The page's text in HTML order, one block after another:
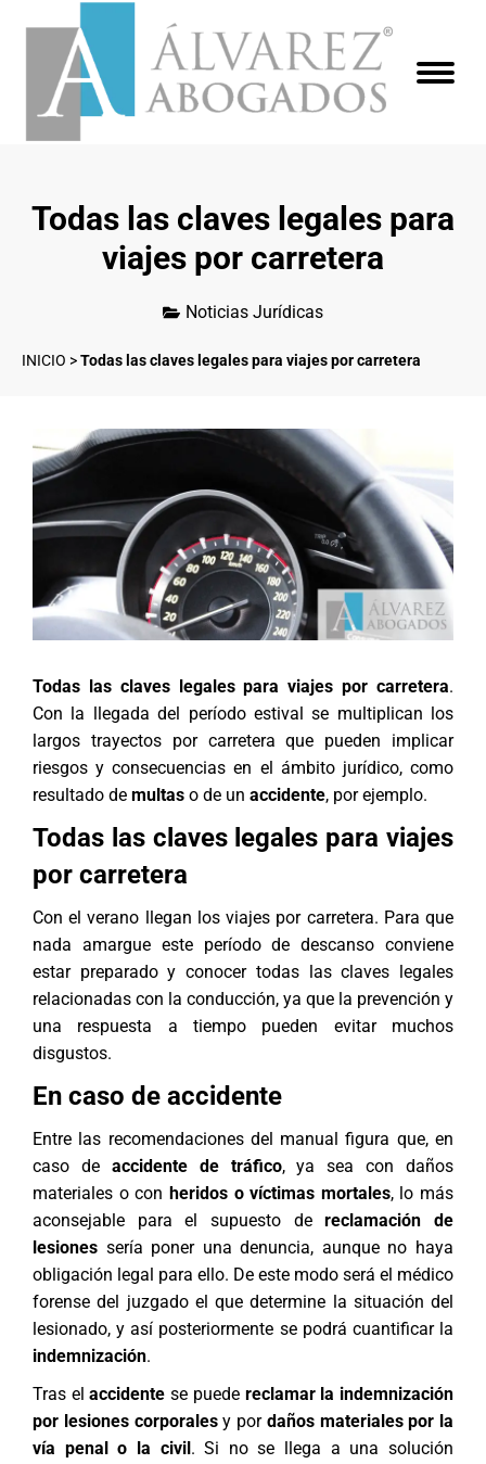
Todas las claves legales para
viajes por carretera
Noticias Jurídicas
INICIO >Todas las claves legales para viajes por carretera
Todas las claves legales para viajes por carretera.
Con la llegada del período estival se multiplican los
largos trayectos por carretera que pueden implicar
riesgos y consecuencias en el ámbito jurídico, como
resultado de multas o de un accidente, por ejemplo.
Todas las claves legales para viajes
por carretera
Con el verano llegan los viajes por carretera. Para que
nada amargue este período de descanso conviene
estar preparado y conocer todas las claves legales
relacionadas con la conducción, ya que la prevención y
una respuesta a tiempo pueden evitar muchos
disgustos.
En caso de accidente
Entre las recomendaciones del manual figura que, en
caso de accidente de tráfico, ya sea con daños
materiales o con heridos o víctimas mortales, lo más
aconsejable para el supuesto dereclamación de
lesiones sería poner una denuncia, aunque no haya
obligación legal para ello. De este modo será el médico
forense del juzgado el que determine la situación del
lesionado, y así posteriormente se podrá cuantificar la
indemnización.
Tras elaccidente se puede reclamar la indemnización
por lesiones corporalesy por daños materiales por la
vía penal o la civil. Si no se llega a una solución